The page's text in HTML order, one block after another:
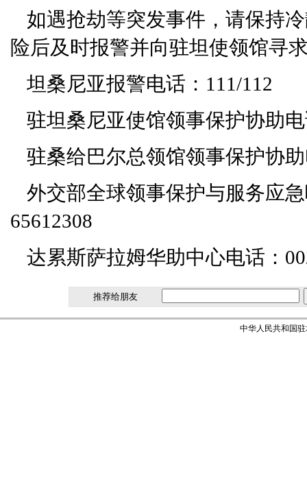
如遇抢劫等突发事件，请保持
险后及时报警并向驻坦使领馆寻
坦桑尼亚报警电话：111/112
驻坦桑尼亚使馆领事保护协助
驻桑给巴尔总领馆领事保护协
外交部全球领事保护与服务应
65612308
达累斯萨拉姆华助中心电话：
推荐给朋友
中华人民共和国